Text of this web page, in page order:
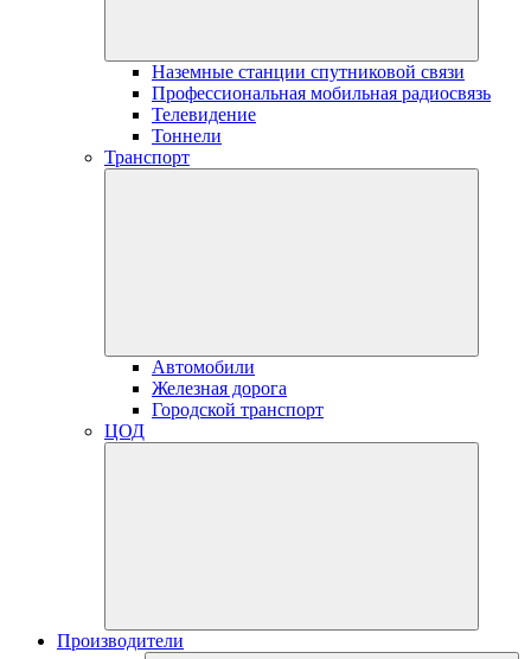
Наземные станции спутниковой связи
Профессиональная мобильная радиосвязь
Телевидение
Тоннели
Транспорт
Автомобили
Железная дорога
Городской транспорт
ЦОД
Производители